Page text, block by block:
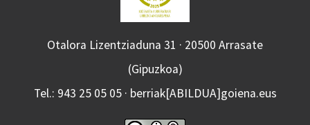
Otalora Lizentziaduna 31 · 20500 Arrasate
(Gipuzkoa)
Tel.: 943 25 05 05 · berriak[ABILDUA]goiena.eus